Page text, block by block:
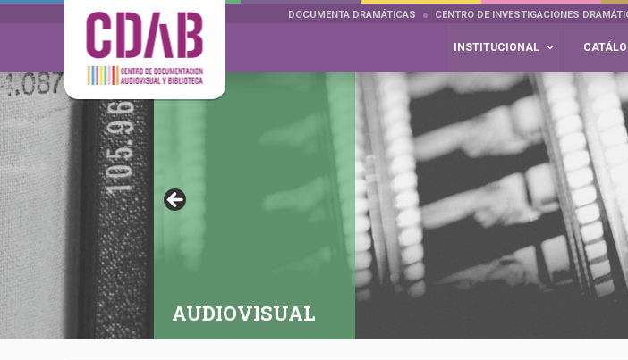
DOCUMENTA DRAMÁTICAS CENTRO DE INVESTIGACIONES
INSTITUCIONAL
AUDIOVISUAL